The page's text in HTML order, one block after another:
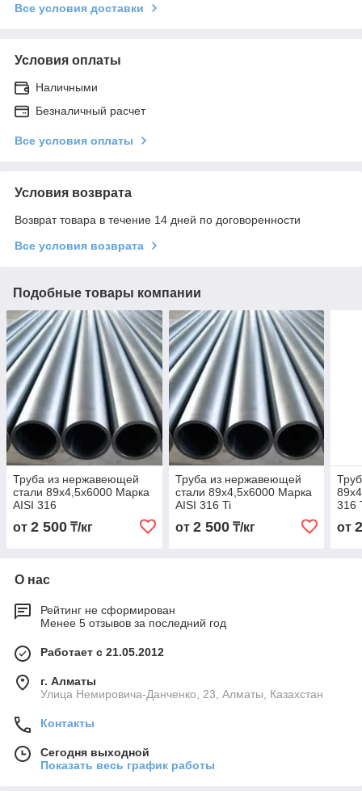
Все условия доставки
Условия оплаты
Наличными
Безналичный расчет
Все условия оплаты
Условия возврата
Возврат товара в течение 14 дней по договоренности
Все условия возврата
Подобные товары компании
Труба из нержавеющей
стали 89х4,5х6000 Марка
AISI 316
от 2 500 ₸/кг
Труба из нержавеющей
стали 89х4,5х6000 Марка
AISI 316 Ti
от 2 500₸/кг
316
от
О нас
Рейтинг не сформирован
Менее 5 отзывов за последний год
Работает с 21.05.2012
г. Алматы
Улица Немировича-Данченко, 23, Алматы, Казахстан
Контакты
Сегодня выходной
Показать весь график работы